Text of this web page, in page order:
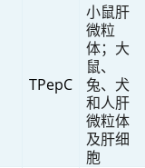
TPepC
小鼠肝
微粒
体；大
鼠、
兔、犬
和人肝
微粒体
及肝细
胞